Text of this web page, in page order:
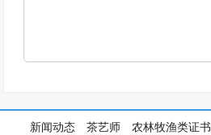
新闻动态 茶艺师 农林牧渔类证书